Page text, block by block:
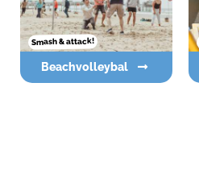
Smash & attack!
Beachvolleybal